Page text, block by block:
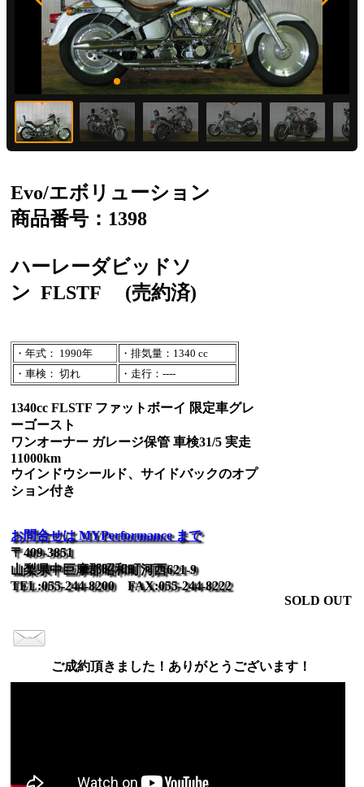
Evo/エボリューション
商品番号：1398
ハーレーダビッドソ
ン FLSTF (売約済)
・年式： 1990年
・排気量：1340 cc
・車検： 切れ
・走行：----
1340cc FLSTF ファットボーイ 限定車グレ
ーゴースト
ワンオーナー ガレージ保管 車検31/5 実走
11000km
ウインドウシールド、サイドバックのオプ
ション付き
お問合せは MYPerformance まで
〒409-3851
山梨県中巨摩郡昭和町河西621-9
TEL:055-244-8200 FAX:055-244-8222
SOLD OUT
ご成約頂きました！ありがとうございます！